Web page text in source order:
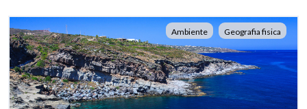
Ambiente Geografia fisica